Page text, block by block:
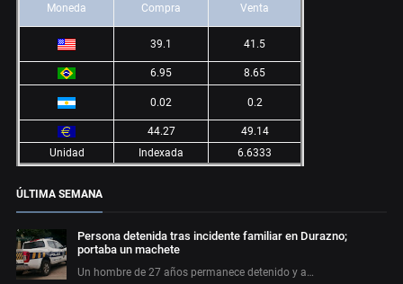
Moneda Compra Venta
39.1 41.5
6.95 8.65
0.02 0.2
44.27
49.14
Unidad
Indexada 6.6333
ÚLTIMA SEMANA
Persona detenida tras incidente familiar en Durazno;
portaba un machete
Un hombre de 27 años permanece detenido y a…